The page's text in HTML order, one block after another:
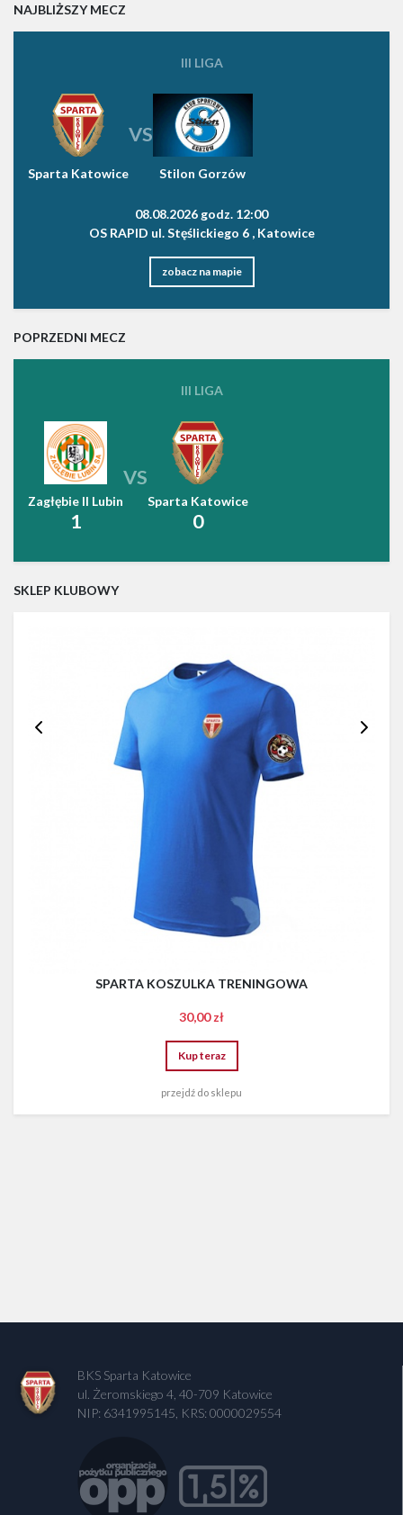
NAJBLIŻSZY MECZ
III LIGA
Sparta Katowice
VS
Stilon Gorzów
08.08.2026 godz. 12:00
OS RAPID ul. Stęślickiego 6 , Katowice
zobacz na mapie
POPRZEDNI MECZ
III LIGA
Zagłębie II Lubin
1
VS
Sparta Katowice
0
SKLEP KLUBOWY
SPARTA KOSZULKA TRENINGOWA
30,00 zł
Kup teraz
przejdź do sklepu
BKS Sparta Katowice
ul. Żeromskiego 4, 40-709 Katowice
NIP: 6341995145, KRS: 0000029554